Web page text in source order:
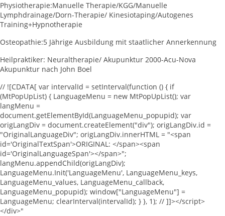
Physiotherapie:Manuelle Therapie/KGG/Manuelle
Lymphdrainage/Dorn-Therapie/ Kinesiotaping/Autogenes
Training+Hypnotherapie
Osteopathie:5 Jährige Ausbildung mit staatlicher Annerkennung
Heilpraktiker: Neuraltherapie/ Akupunktur 2000-Acu-Nova
Akupunktur nach John Boel
// ![CDATA[ var intervalId = setInterval(function () { if
(MtPopUpList) { LanguageMenu = new MtPopUpList(); var
langMenu =
document.getElementById(LanguageMenu_popupid); var
origLangDiv = document.createElement("div"); origLangDiv.id =
"OriginalLanguageDiv"; origLangDiv.innerHTML = "<span
id='OriginalTextSpan'>ORIGINAL: </span><span
id='OriginalLanguageSpan'></span>";
langMenu.appendChild(origLangDiv);
LanguageMenu.Init('LanguageMenu', LanguageMenu_keys,
LanguageMenu_values, LanguageMenu_callback,
LanguageMenu_popupid); window["LanguageMenu"] =
LanguageMenu; clearInterval(intervalId); } }, 1); // ]]></script>
</div>"